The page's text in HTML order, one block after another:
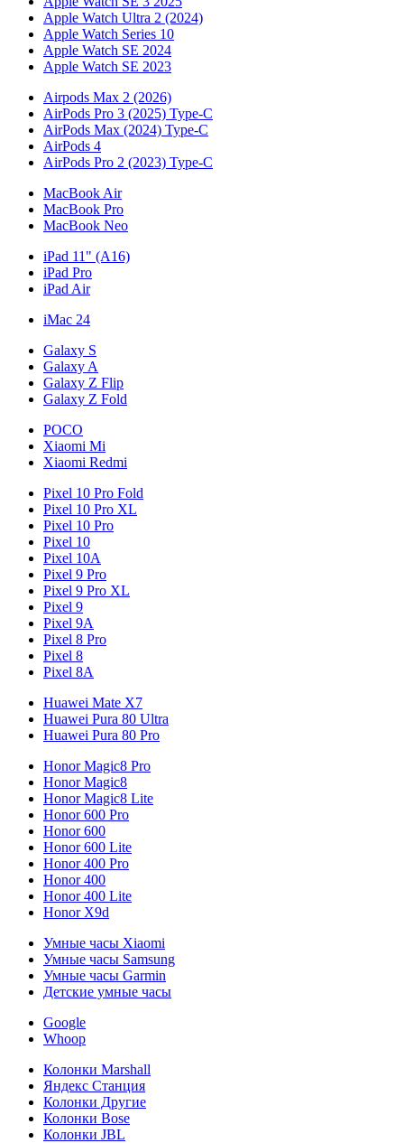
Apple Watch Ultra 2 (2024)
Apple Watch Series 10
Apple Watch SE 2024
Apple Watch SE 2023
Airpods Max 2 (2026)
AirPods Pro 3 (2025) Type-C
AirPods Max (2024) Type-C
AirPods 4
AirPods Pro 2 (2023) Type-C
MacBook Air
MacBook Pro
MacBook Neo
iPad 11" (A16)
iPad Pro
iPad Air
iMac 24
Galaxy S
Galaxy A
Galaxy Z Flip
Galaxy Z Fold
POCO
Xiaomi Mi
Xiaomi Redmi
Pixel 10 Pro Fold
Pixel 10 Pro XL
Pixel 10 Pro
Pixel 10
Pixel 10A
Pixel 9 Pro
Pixel 9 Pro XL
Pixel 9
Pixel 9A
Pixel 8 Pro
Pixel 8
Pixel 8A
Huawei Mate X7
Huawei Pura 80 Ultra
Huawei Pura 80 Pro
Honor Magic8 Pro
Honor Magic8
Honor Magic8 Lite
Honor 600 Pro
Honor 600
Honor 600 Lite
Honor 400 Pro
Honor 400
Honor 400 Lite
Honor X9d
Умные часы Xiaomi
Умные часы Samsung
Умные часы Garmin
Детские умные часы
Google
Whoop
Колонки Marshall
Яндекс Станция
Колонки Другие
Колонки Bose
Колонки JBL